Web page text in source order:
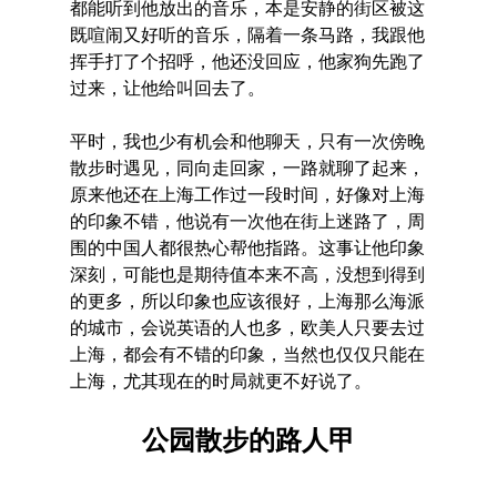
都能听到他放出的音乐，本是安静的街区被这
既喧闹又好听的音乐，隔着一条马路，我跟他
挥手打了个招呼，他还没回应，他家狗先跑了
过来，让他给叫回去了。
平时，我也少有机会和他聊天，只有一次傍晚
散步时遇见，同向走回家，一路就聊了起来，
原来他还在上海工作过一段时间，好像对上海
的印象不错，他说有一次他在街上迷路了，周
围的中国人都很热心帮他指路。这事让他印象
深刻，可能也是期待值本来不高，没想到得到
的更多，所以印象也应该很好，上海那么海派
的城市，会说英语的人也多，欧美人只要去过
上海，都会有不错的印象，当然也仅仅只能在
上海，尤其现在的时局就更不好说了。
公园散步的路人甲